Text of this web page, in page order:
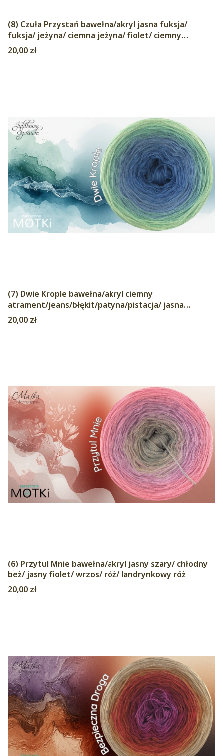
(8) Czuła Przystań bawełna/akryl jasna fuksja/
fuksja/ jeżyna/ ciemna jeżyna/ fiolet/ ciemny
niebieski/ jasny kobalt/ lapis
Cena
20,00 zł
(7) Dwie Krople bawełna/akryl ciemny
atrament/jeans/błękit/patyna/pistacja/ jasna
pistacja
Cena
20,00 zł
(6) Przytul Mnie bawełna/akryl jasny szary/ chłodny
beż/ jasny fiolet/ wrzos/ róż/ landrynkowy róż
Cena
20,00 zł